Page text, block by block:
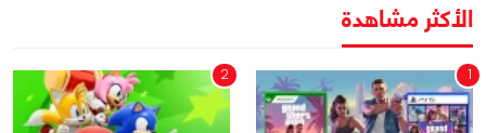
الأكثر مشاهدة
1
2